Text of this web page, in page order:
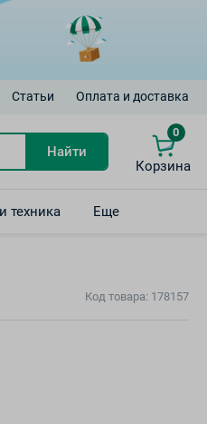
Статьи Оплата и доставка
Найти
0
Корзина
техника Еще
Код товара: 178157